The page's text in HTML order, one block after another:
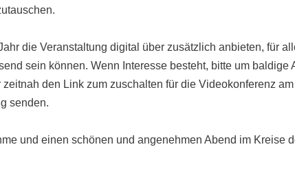
die Veranstaltung digital über zusätzlich anbieten, für
sein können. Wenn Interesse besteht, bitte um baldige
den Link zum zuschalten für die Videokonferenz am
senden.
und einen schönen und angenehmen Abend im Kreise